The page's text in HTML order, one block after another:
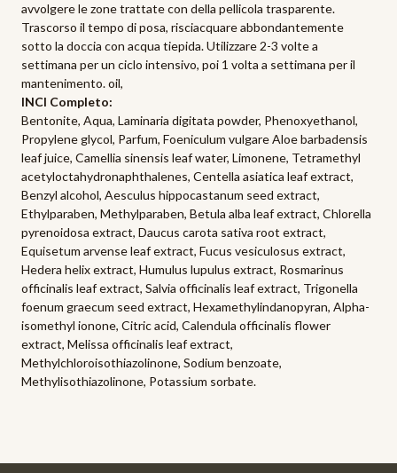
avvolgere le zone trattate con della pellicola trasparente.
Trascorso il tempo di posa, risciacquare abbondantemente
sotto la doccia con acqua tiepida. Utilizzare 2-3 volte a
settimana per un ciclo intensivo, poi 1 volta a settimana per il
mantenimento. oil,
INCI Completo:
Bentonite, Aqua, Laminaria digitata powder, Phenoxyethanol,
Propylene glycol, Parfum, Foeniculum vulgare Aloe barbadensis
leaf juice, Camellia sinensis leaf water, Limonene, Tetramethyl
acetyloctahydronaphthalenes, Centella asiatica leaf extract,
Benzyl alcohol, Aesculus hippocastanum seed extract,
Ethylparaben, Methylparaben, Betula alba leaf extract, Chlorella
pyrenoidosa extract, Daucus carota sativa root extract,
Equisetum arvense leaf extract, Fucus vesiculosus extract,
Hedera helix extract, Humulus lupulus extract, Rosmarinus
officinalis leaf extract, Salvia officinalis leaf extract, Trigonella
foenum graecum seed extract, Hexamethylindanopyran, Alpha-
isomethyl ionone, Citric acid, Calendula officinalis flower
extract, Melissa officinalis leaf extract,
Methylchloroisothiazolinone, Sodium benzoate,
Methylisothiazolinone, Potassium sorbate.